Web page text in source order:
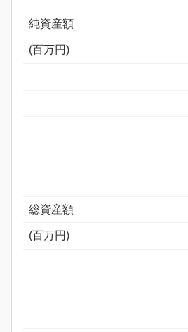
純資産額
(百万円)
総資産額
(百万円)